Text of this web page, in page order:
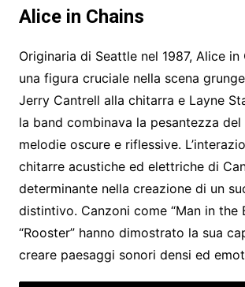
Alice in Chains
Originaria di Seattle nel 1987, Alice in
una figura cruciale nella scena
Jerry Cantrell alla chitarra e Layne
la band combinava la pesantezza
melodie oscure e riflessive.
chitarre acustiche ed elettriche di
determinante nella creazione di un
distintivo. Canzoni come “Man in the
“Rooster” hanno dimostrato la sua
creare paesaggi sonori densi ed